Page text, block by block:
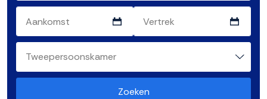
Zoeken